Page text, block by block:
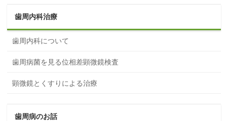
歯周内科治療
歯周内科について
歯周病菌を見る位相差顕微鏡検査
顕微鏡とくすりによる治療
歯周病のお話